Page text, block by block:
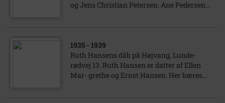
og Jens Christian Petersen. Ane Pedersen...
1935 - 1939
Ruth Hansens dåb på Højvang, Lunde-
rødvej 13. Ruth Hansen er datter af Ellen
Mar- grethe og Ernst Hansen. Her bæres...